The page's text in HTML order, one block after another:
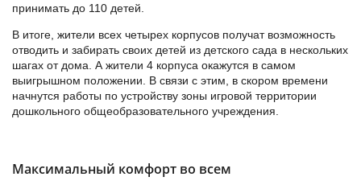
принимать до 110 детей.
В итоге, жители всех четырех корпусов получат возможность
отводить и забирать своих детей из детского сада в нескольких
шагах от дома. А жители 4 корпуса окажутся в самом
выигрышном положении. В связи с этим, в скором времени
начнутся работы по устройству зоны игровой территории
дошкольного общеобразовательного учреждения.
Максимальный комфорт во всем